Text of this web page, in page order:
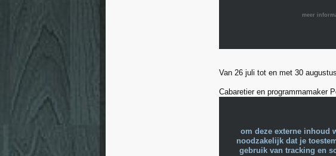
meer
Van 26 juli tot en met 30
Cabaretier en programmamaker
om deze externe inhoud
noodzakelijk dat je
gebruik van tracking en